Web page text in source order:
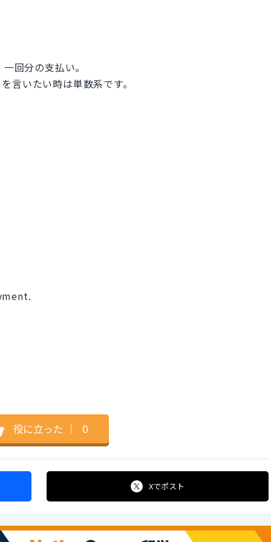
回分の支払い。
言いたい時は単数系です。
役に立った ｜ 0
Xでポスト